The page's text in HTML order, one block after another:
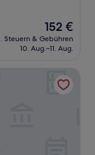
Der
Preis
beträgt
152 €
Steuern & Gebühren
10. Aug.–11. Aug.